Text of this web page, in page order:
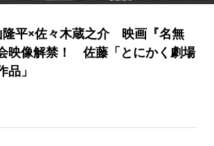
隆平×佐々木蔵之介 映画『名無
映像解禁！ 佐藤「とにかく劇場
」